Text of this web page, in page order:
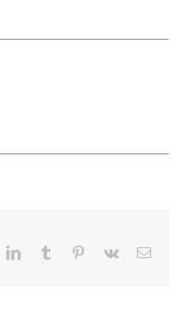
LinkedInTumblr Pinterest
Vk Email